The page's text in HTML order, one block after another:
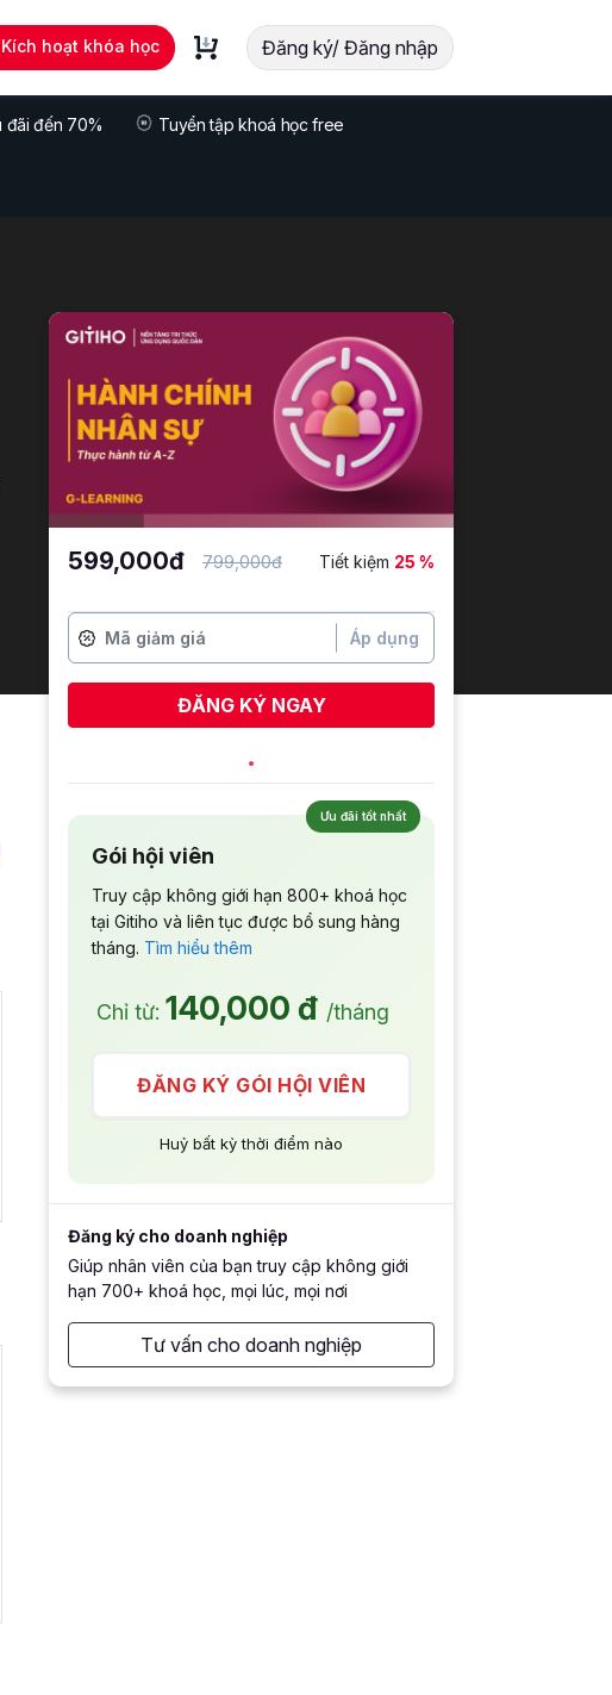
Kích hoạt khóa học Đăng ký/ Đăng nhập
đãi đến 70% Tuyển tập khoá học free
599,000đ 799,000đ Tiết kiệm 25 %
Áp dụng
ĐĂNG KÝ NGAY
Ưu đãi tốt nhất
Gói hội viên
Truy cập không giới hạn 800+ khoá học
tại Gitiho và liên tục được bổ sung hàng
tháng. Tìm hiểu thêm
Chỉ từ: 140,000 đ /tháng
ĐĂNG KÝ GÓI HỘI VIÊN
Huỷ bất kỳ thời điểm nào
Đăng ký cho doanh nghiệp
Giúp nhân viên của bạn truy cập không giới
hạn 700+ khoá học, mọi lúc, mọi nơi
Tư vấn cho doanh nghiệp